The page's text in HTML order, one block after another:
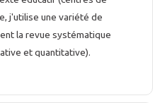
j'utilise une variété de
la revue systématique
et quantitative).